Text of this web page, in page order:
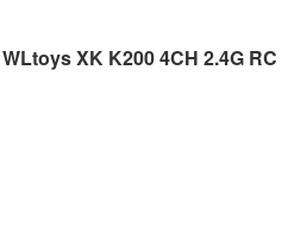
XK K200 4CH 2.4G RC